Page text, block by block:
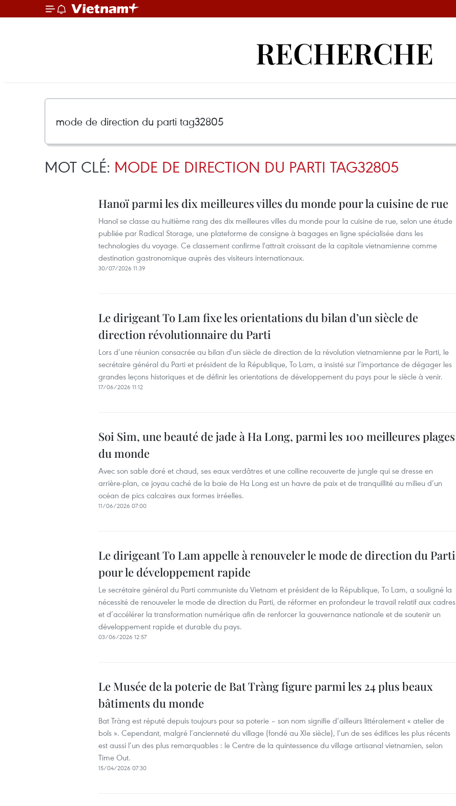
RECHERCHE
MOT CLÉ: MODE DE DIRECTION DU PARTI TAG32805
Hanoï parmi les dix meilleures villes du monde pour la cuisine de rue
Hanoï se classe au huitième rang des dix meilleures villes du monde pour la cuisine de rue, selon une étude
publiée par Radical Storage, une plateforme de consigne à bagages en ligne spécialisée dans les
technologies du voyage. Ce classement confirme l'attrait croissant de la capitale vietnamienne comme
destination gastronomique auprès des visiteurs internationaux.
30/07/2026 11:39
Le dirigeant To Lam fixe les orientations du bilan d’un siècle de
direction révolutionnaire du Parti
Lors d’une réunion consacrée au bilan d'un siècle de direction de la révolution vietnamienne par le Parti, le
secrétaire général du Parti et président de la République, To Lam, a insisté sur l’importance de dégager les
grandes leçons historiques et de définir les orientations de développement du pays pour le siècle à venir.
17/06/2026 11:12
Soi Sim, une beauté de jade à Ha Long, parmi les 100 meilleures plages
du monde
Avec son sable doré et chaud, ses eaux verdâtres et une colline recouverte de jungle qui se dresse en
arrière-plan, ce joyau caché de la baie de Ha Long est un havre de paix et de tranquillité au milieu d’un
océan de pics calcaires aux formes irréelles.
11/06/2026 07:00
Le dirigeant To Lam appelle à renouveler le mode de direction du Parti
pour le développement rapide
Le secrétaire général du Parti communiste du Vietnam et président de la République, To Lam, a souligné la
nécessité de renouveler le mode de direction du Parti, de réformer en profondeur le travail relatif aux cadres
et d’accélérer la transformation numérique afin de renforcer la gouvernance nationale et de soutenir un
développement rapide et durable du pays.
03/06/2026 12:57
Le Musée de la poterie de Bat Tràng figure parmi les 24 plus beaux
bâtiments du monde
Bat Tràng est réputé depuis toujours pour sa poterie – son nom signifie d’ailleurs littéralement « atelier de
bols ». Cependant, malgré l’ancienneté du village (fondé au XIe siècle), l’un de ses édifices les plus récents
est aussi l’un des plus remarquables : le Centre de la quintessence du village artisanal vietnamien, selon
Time Out.
15/04/2026 07:30